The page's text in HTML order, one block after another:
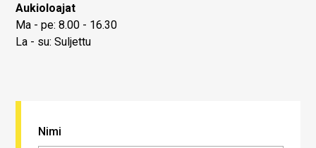
Aukioloajat
Ma - pe: 8.00 - 16.30
La - su: Suljettu
Nimi